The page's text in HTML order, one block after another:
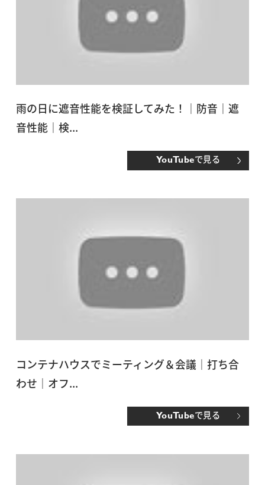
雨の日に遮音性能を検証してみた！｜防音｜遮
音性能｜検...
YouTubeで見る
コンテナハウスでミーティング＆会議｜打ち合
わせ｜オフ...
YouTubeで見る